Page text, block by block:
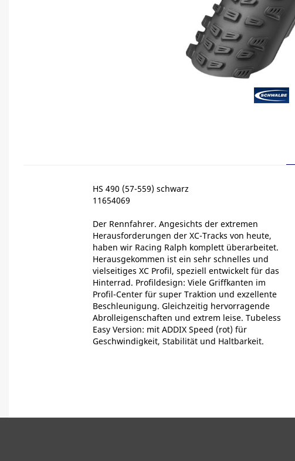
HS 490 (57-559) schwarz
11654069
Der Rennfahrer. Angesichts der extremen
Herausforderungen der XC-Tracks von heute,
haben wir Racing Ralph komplett überarbeitet.
Herausgekommen ist ein sehr schnelles und
vielseitiges XC Profil, speziell entwickelt für das
Hinterrad. Profildesign: Viele Griffkanten im
Profil-Center für super Traktion und exzellente
Beschleunigung. Gleichzeitig hervorragende
Abrolleigenschaften und extrem leise. Tubeless
Easy Version: mit ADDIX Speed (rot) für
Geschwindigkeit, Stabilität und Haltbarkeit.